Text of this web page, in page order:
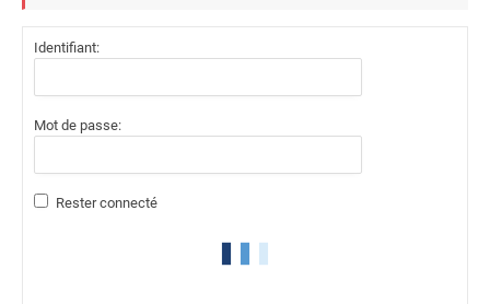
Identifiant:
Mot de passe:
Rester connecté